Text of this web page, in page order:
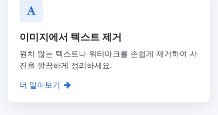
이미지에서 텍스트 제거
원치 않는 텍스트나 워터마크를 손쉽게 제거하여 사
진을 깔끔하게 정리하세요.
더 알아보기